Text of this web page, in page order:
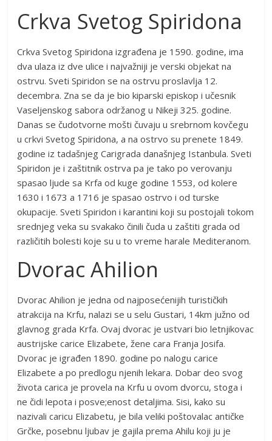
Crkva Svetog Spiridona
Crkva Svetog Spiridona izgrađena je 1590. godine, ima
dva ulaza iz dve ulice i najvažniji je verski objekat na
ostrvu. Sveti Spiridon se na ostrvu proslavlja 12.
decembra. Zna se da je bio kiparski episkop i učesnik
Vaseljenskog sabora održanog u Nikeji 325. godine.
Danas se čudotvorne mošti čuvaju u srebrnom kovčegu
u crkvi Svetog Spiridona, a na ostrvo su prenete 1849.
godine iz tadašnjeg Carigrada današnjeg Istanbula. Sveti
Spiridon je i zaštitnik ostrva pa je tako po verovanju
spasao ljude sa Krfa od kuge godine 1553, od kolere
1630 i 1673 a 1716 je spasao ostrvo i od turske
okupacije. Sveti Spiridon i karantini koji su postojali tokom
srednjeg veka su svakako činili čuda u zaštiti grada od
različitih bolesti koje su u to vreme harale Mediteranom.
Dvorac Ahilion
Dvorac Ahilion je jedna od najposećenijih turističkih
atrakcija na Krfu, nalazi se u selu Gustari, 14km južno od
glavnog grada Krfa. Ovaj dvorac je ustvari bio letnjikovac
austrijske carice Elizabete, žene cara Franja Josifa.
Dvorac je igrađen 1890. godine po nalogu carice
Elizabete a po predlogu njenih lekara. Dobar deo svog
života carica je provela na Krfu u ovom dvorcu, stoga i
ne čidi lepota i posve;enost detaljima. Sisi, kako su
nazivali caricu Elizabetu, je bila veliki poštovalac antičke
Grčke, posebnu ljubav je gajila prema Ahilu koji ju je